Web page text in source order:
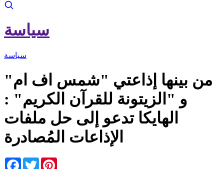
سياسة
سياسة
من بينها إذاعتي "شمس اف ام"
و "الزيتونة للقرآن الكريم" :
الهايكا تدعو إلى حل ملفات
الإذاعات المُصادرة
Facebook
Twitter